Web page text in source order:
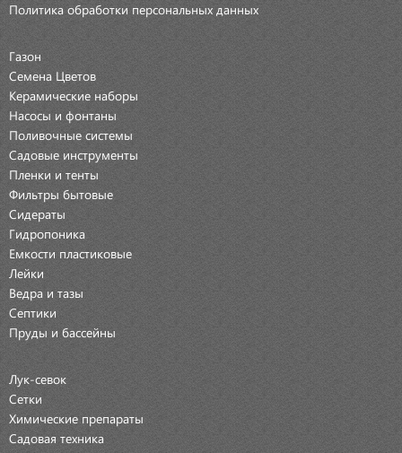
Политика обработки персональных данных
Газон
Семена Цветов
Керамические наборы
Насосы и фонтаны
Поливочные системы
Садовые инструменты
Пленки и тенты
Фильтры бытовые
Сидераты
Гидропоника
Емкости пластиковые
Лейки
Ведра и тазы
Септики
Пруды и бассейны
Лук-севок
Сетки
Химические препараты
Садовая техника